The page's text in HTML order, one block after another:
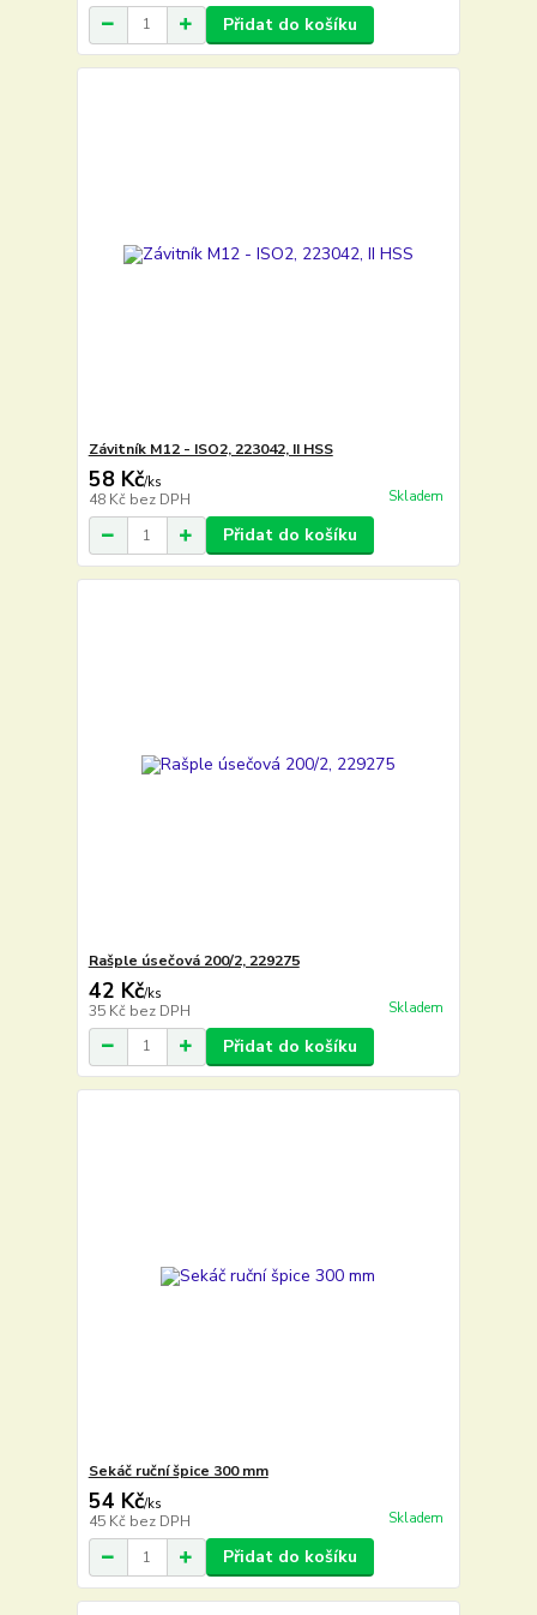
Přidat do košíku
Závitník M12 - ISO2, 223042, II HSS
58 Kč/ks
48 Kč bez DPH Skladem
Přidat do košíku
Rašple úsečová 200/2, 229275
42 Kč/ks
35 Kč bez DPH Skladem
Přidat do košíku
Sekáč ruční špice 300 mm
54 Kč/ks
45 Kč bez DPH Skladem
Přidat do košíku